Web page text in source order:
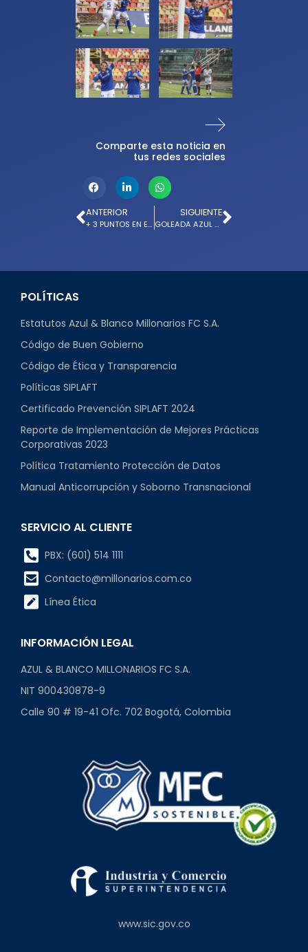
Comparte esta noticia en
tus redes sociales
ANTERIOR
+ 3 PUNTOS EN EL PASCUAL GUERRERO
SIGUIENTE
GOLEADA AZUL EN LA FECHA 20 DEL TODOS CONTRA TODOS
POLÍTICAS
Estatutos Azul & Blanco Millonarios FC S.A.
Código de Buen Gobierno
Código de Ética y Transparencia
Políticas SIPLAFT
Certificado Prevención SIPLAFT 2024
Reporte de Implementación de Mejores Prácticas
Corporativas 2023
Política Tratamiento Protección de Datos
Manual Anticorrupción y Soborno Transnacional
SERVICIO AL CLIENTE
PBX: (601) 514 1111
Contacto@millonarios.com.co
Línea Ética
INFORMACIÓN LEGAL
AZUL & BLANCO MILLONARIOS FC S.A.
NIT 900430878-9
Calle 90 # 19-41 Ofc. 702 Bogotá, Colombia
www.sic.gov.co